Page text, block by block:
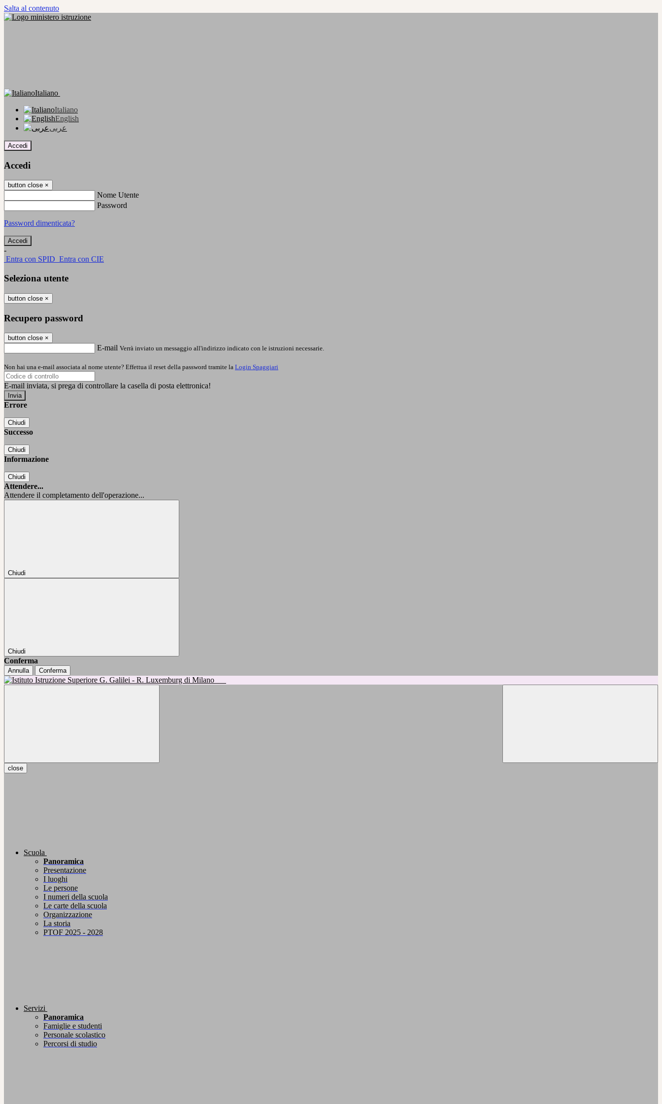
Salta al contenuto
Italiano
Italiano
English
عربى
Accedi
Accedi
button close ×
Nome Utente
Password
Password dimenticata?
-
Entra con SPID Entra con CIE
Seleziona utente
button close ×
Recupero password
button close ×
E-mail Verrà inviato un messaggio all'indirizzo indicato con le istruzioni necessarie.
Non hai una e-mail associata al nome utente? Effettua il reset della password tramite la Login Spaggiari
E-mail inviata, si prega di controllare la casella di posta elettronica!
Errore
Chiudi
Successo
Chiudi
Informazione
Chiudi
Attendere...
Attendere il completamento dell'operazione...
Chiudi
Chiudi
Conferma
Annulla Conferma
close
Scuola
Panoramica
Presentazione
I luoghi
Le persone
I numeri della scuola
Le carte della scuola
Organizzazione
La storia
PTOF 2025 - 2028
Servizi
Panoramica
Famiglie e studenti
Personale scolastico
Percorsi di studio